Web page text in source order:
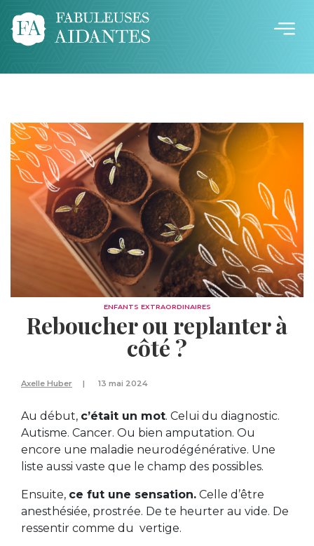
ENFANTS EXTRAORDINAIRES
Reboucher ou replanter à
côté ?
Axelle Huber 13 mai 2024
Au début, c’était un mot. Celui du diagnostic.
Autisme. Cancer. Ou bien amputation. Ou
encore une maladie neurodégénérative. Une
liste aussi vaste que le champ des possibles.
Ensuite, ce fut une sensation. Celle d’être
anesthésiée, prostrée. De te heurter au vide. De
ressentir comme du vertige.